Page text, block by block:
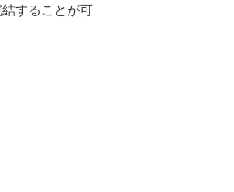
することが可